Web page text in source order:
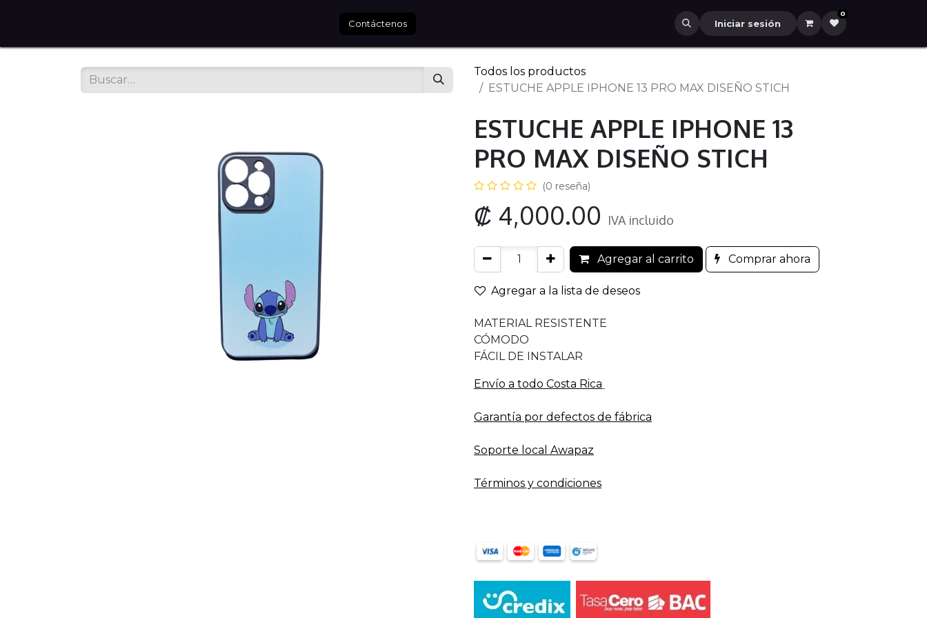
Contáctenos Iniciar sesión
0
Todos los productos
ESTUCHE APPLE IPHONE 13 PRO MAX DISEÑO STICH
ESTUCHE APPLE IPHONE 13
PRO MAX DISEÑO STICH
(0 reseña)
₡ 4,000.00 IVA incluido
Agregar al carrito Comprar ahora
Agregar a la lista de deseos
MATERIAL RESISTENTE
CÓMODO
FÁCIL DE INSTALAR
Envío a todo​ Costa Rica
Garantía por defectos de fábrica
Soporte local Awapaz
Términos y condiciones